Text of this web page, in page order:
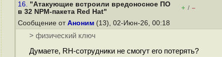
16. "Атакующие встроили вредоносное ПО
в 32 NPM-пакета Red Hat"
+ / –
Сообщение от Аноним (13), 02-Июн-26, 00:18
> физический ключ
Думаете, RH-сотрудники не смогут его потерять?